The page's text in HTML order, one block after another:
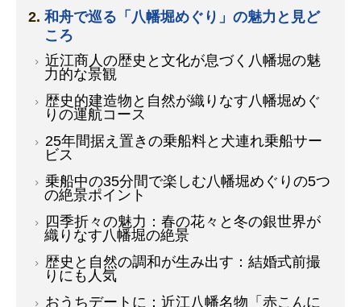
和舟で巡る「八幡堀めぐり」の魅力と見ど
ころ
近江商人の歴史と文化が息づく八幡堀の魅
力的な景観
歴史的建造物と自然が織りなす八幡堀めぐ
りの運航コース
25年間据え置きの乗船料と犬連れ乗船サー
ビス
乗船中の35分間で楽しむ八幡堀めぐりの5つ
の絶景ポイント
四季折々の魅力：春の花々と冬の銀世界が
織りなす八幡堀の絶景
歴史と自然の調和が生み出す：結婚式前撮
りにも人気
おうちデートに：近江八幡名物「赤こんに